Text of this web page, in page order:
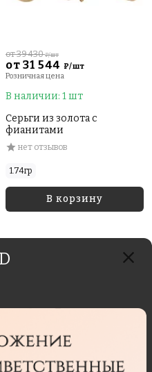
от 31 544 ₽/шт
от 39 430₽/шт
Розничная цена
В наличии: 1 шт
Серьги из золота с
фианитами
нет отзывов
1.74гр
В корзину
покупателей
пользователи,